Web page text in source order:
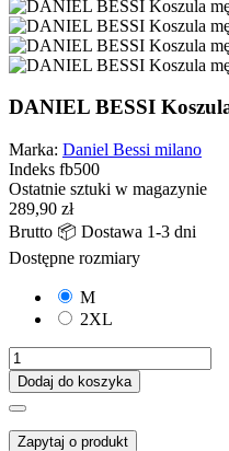
DANIEL BESSI
Marka: Daniel Bessi milano
Indeks fb500
Ostatnie sztuki w magazynie
289,90 zł
Brutto 📦 Dostawa 1-3 dni
Dostępne rozmiary
M
2XL
Dodaj do koszyka
Zapytaj o produkt